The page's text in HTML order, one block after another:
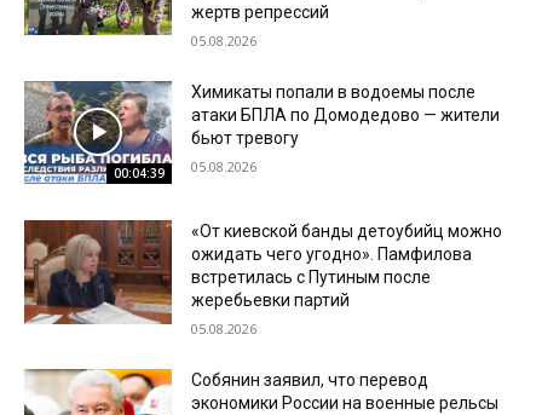
жертв репрессий
05.08.2026
00:04:39
Химикаты попали в водоемы после
атаки БПЛА по Домодедово — жители
бьют тревогу
05.08.2026
«От киевской банды детоубийц можно
ожидать чего угодно». Памфилова
встретилась с Путиным после
жеребьевки партий
05.08.2026
Собянин заявил, что перевод
экономики России на военные рельсы